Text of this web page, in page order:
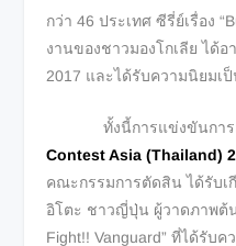
กว่า 46 ประเทศ ซีรี่ย์เรื่อง
งานของชาวมองโกเลีย ได้
2017 และได้รับความนิยมเ
ทั้งนี้การแข่งขันการอ
Contest Asia (Thailand)
คณะกรรมการตัดสิน ได้รับเ
อิโตะ ชาวญี่ปุ่น ผู้วาดภาพต้
Fight!! Vanguard” ที่ได้รับ